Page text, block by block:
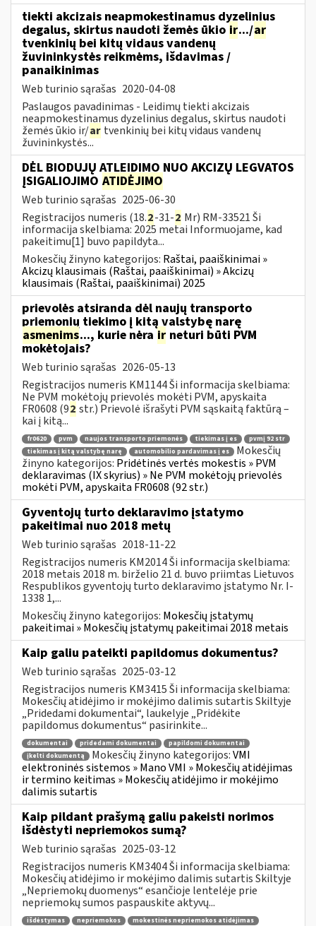
tiekti akcizais neapmokestinamus dyzelinius
degalus, skirtus naudoti žemės ūkio ir.../ar
tvenkinių bei kitų vidaus vandenų
žuvininkystės reikmėms, išdavimas /
panaikinimas
Web turinio sąrašas 2020-04-08
Paslaugos pavadinimas - Leidimų tiekti akcizais
neapmokestinamus dyzelinius degalus, skirtus naudoti
žemės ūkio ir/ar tvenkinių bei kitų vidaus vandenų
žuvininkystės...
DĖL BIODUJŲ ATLEIDIMO NUO AKCIZŲ LEGVATOS
ĮSIGALIOJIMO ATIDĖJIMO
Web turinio sąrašas 2025-06-30
Registracijos numeris (18.2-31-2 Mr) RM-33521 Ši
informacija skelbiama: 2025 metai Informuojame, kad
pakeitimu[1] buvo papildyta...
Mokesčių žinyno kategorijos: Raštai, paaiškinimai »
Akcizų klausimais (Raštai, paaiškinimai) » Akcizų
klausimais (Raštai, paaiškinimai) 2025
prievolės atsiranda dėl naujų transporto
priemonių tiekimo į kitą valstybę narę
asmenims..., kurie nėra ir neturi būti PVM
mokėtojais?
Web turinio sąrašas 2026-05-13
Registracijos numeris KM1144 Ši informacija skelbiama:
Ne PVM mokėtojų prievolės mokėti PVM, apyskaita
FR0608 (92 str.) Prievolė išrašyti PVM sąskaitą faktūrą –
kai į kitą...
fr0620 pvm naujos transporto priemonės tiekimas į es
pvmį 92 str
tiekimas į kitą valstybę narę
automobilio pardavimas į es
Mokesčių
žinyno kategorijos: Pridėtinės vertės mokestis » PVM
deklaravimas (IX skyrius) » Ne PVM mokėtojų prievolės
mokėti PVM, apyskaita FR0608 (92 str.)
Gyventojų turto deklaravimo įstatymo
pakeitimai nuo 2018 metų
Web turinio sąrašas 2018-11-22
Registracijos numeris KM2014 Ši informacija skelbiama:
2018 metais 2018 m. birželio 21 d. buvo priimtas Lietuvos
Respublikos gyventojų turto deklaravimo įstatymo Nr. I-
1338 1,...
Mokesčių žinyno kategorijos: Mokesčių įstatymų
pakeitimai » Mokesčių įstatymų pakeitimai 2018 metais
Kaip galiu pateikti papildomus dokumentus?
Web turinio sąrašas 2025-03-12
Registracijos numeris KM3415 Ši informacija skelbiama:
Mokesčių atidėjimo ir mokėjimo dalimis sutartis Skiltyje
„Pridedami dokumentai“, laukelyje „Pridėkite
papildomus dokumentus“ pasirinkite...
dokumentai pridedami dokumentai
papildomi dokumentai
įkelti dokumentą
Mokesčių žinyno kategorijos:VMI
elektroninės sistemos » Mano VMI » Mokesčių atidėjimas
ir termino keitimas » Mokesčių atidėjimo ir mokėjimo
dalimis sutartis
Kaip pildant prašymą galiu pakeisti norimos
išdėstyti nepriemokos sumą?
Web turinio sąrašas 2025-03-12
Registracijos numeris KM3404 Ši informacija skelbiama:
Mokesčių atidėjimo ir mokėjimo dalimis sutartis Skiltyje
„Nepriemokų duomenys“ esančioje lentelėje prie
nepriemokų sumos paspauskite aktyvų...
išdėstymas nepriemokos mokestinės nepriemokos atidėjimas